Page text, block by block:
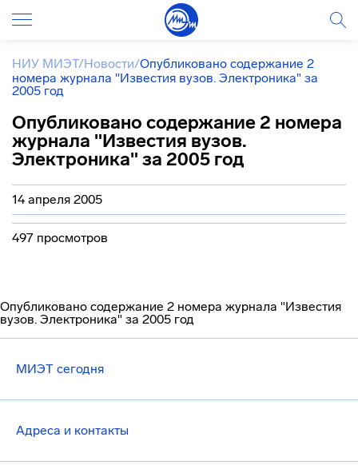
НИУ МИЭТ/Новости/Опубликовано содержание 2
номера журнала "Известия вузов. Электроника" за
2005 год
Опубликовано содержание 2 номера
журнала "Известия вузов.
Электроника" за 2005 год
14 апреля 2005
497 просмотров
Опубликовано содержание 2 номера журнала "Известия
вузов. Электроника" за 2005 год
МИЭТ сегодня
Адреса и контакты